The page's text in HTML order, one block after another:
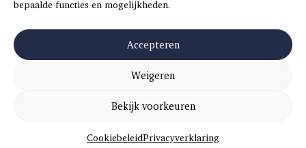
bepaalde functies en mogelijkheden.
Accepteren
Weigeren
Bekijk voorkeuren
CookiebeleidPrivacyverklaring
Adverteren
Advertentie Tariefkaart 2025
SITEMAP|ALGEMENE VOORWAARDEN
PRIVACYVERKLARING
CONCEPT EN REALISATIEDIVITES WEBWERK